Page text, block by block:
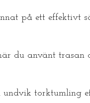
på ett effektivt
du använt trasan
torktumling